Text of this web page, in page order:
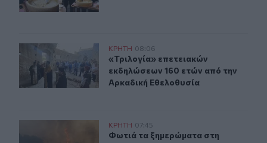
«Τριλογία» επετειακών εκδηλώσεων 160 ετών από την
ΚΡΗΤΗ 08:06
«Τριλογία» επετειακών
«Τριλογία» επετειακών
εκδηλώσεων 160 ετών από την
Αρκαδική Εθελοθυσία
Λασίθι: Φωτιά τα ξημερώματα στη Σητεία - Η δεύτερη
ΚΡΗΤΗ 07:45
Φωτιά τα ξημερώματα στη Σητεία
Φωτιά τα ξημερώματα στη